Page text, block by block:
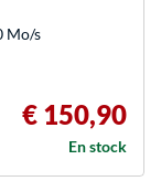
Mo/s
€ 150,90
En stock